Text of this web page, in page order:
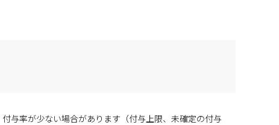
与率が少ない場合があります（付与上限、未確定の付与